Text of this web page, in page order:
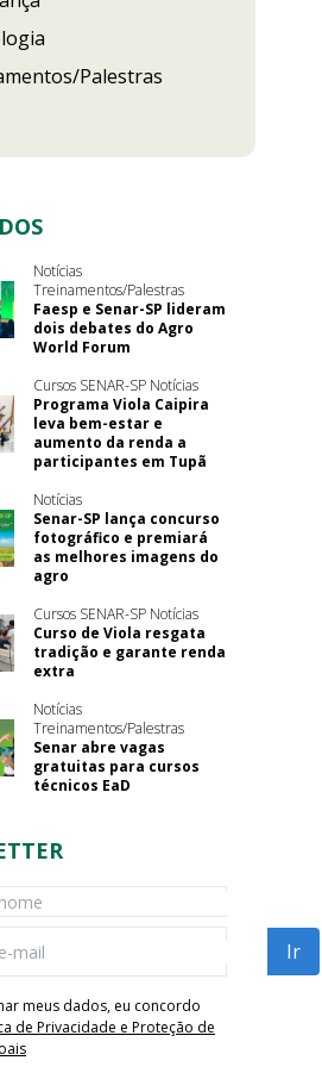
Palestras
Notícias
Treinamentos/Palestras
Faesp e Senar-SP lideram
dois debates do Agro
World Forum
Cursos SENAR-SP Notícias
Programa Viola Caipira
leva bem-estar e
aumento da renda a
participantes em Tupã
Notícias
Senar-SP lança concurso
fotográfico e premiará
as melhores imagens do
agro
Cursos SENAR-SP Notícias
Curso de Viola resgata
tradição e garante renda
extra
Notícias
Treinamentos/Palestras
Senar abre vagas
gratuitas para cursos
técnicos EaD
meus dados, eu concordo
de Privacidade e Proteção de